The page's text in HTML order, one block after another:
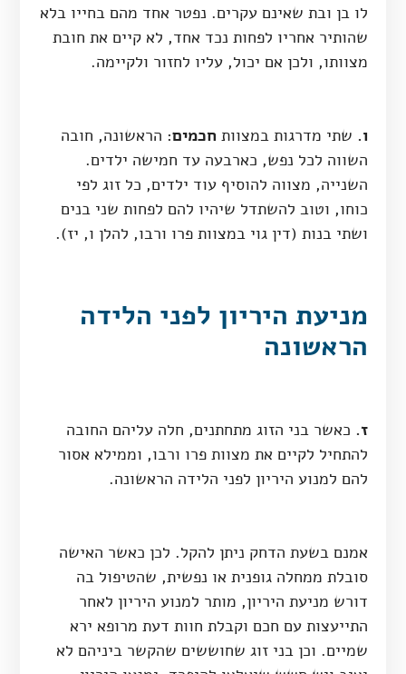
לו בן ובת שאינם עקרים. נפטר אחד מהם בחייו בלא
שהותיר אחריו לפחות נכד אחד, לא קיים את חובת
מצוותו, ולכן אם יכול, עליו לחזור ולקיימה.
ו. שתי מדרגות במצוות חכמים: הראשונה, חובה
השווה לכל נפש, כארבעה עד חמישה ילדים.
השנייה, מצווה להוסיף עוד ילדים, כל זוג לפי
כוחו, וטוב להשתדל שיהיו להם לפחות שני בנים
ושתי בנות (דין גוי במצוות פרו ורבו, להלן ו, יז).
מניעת היריון לפני הלידה
הראשונה
ז. כאשר בני הזוג מתחתנים, חלה עליהם החובה
להתחיל לקיים את מצוות פרו ורבו, וממילא אסור
להם למנוע היריון לפני הלידה הראשונה.
אמנם בשעת הדחק ניתן להקל. לכן כאשר האישה
סובלת ממחלה גופנית או נפשית, שהטיפול בה
דורש מניעת היריון, מותר למנוע היריון לאחר
התייעצות עם חכם וקבלת חוות דעת מרופא ירא
שמיים. וכן בני זוג שחוששים שהקשר ביניהם לא